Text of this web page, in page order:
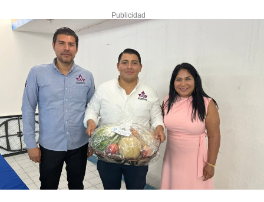
Publicidad